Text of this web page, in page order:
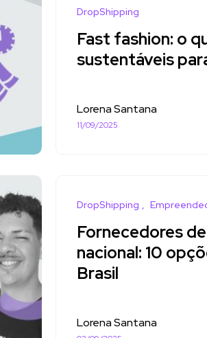
DropShipping
Fast fashion: o
sustentáveis
Lorena Santana
11/09/2025
DropShipping
Fornecedores
nacional: 10
Brasil
Lorena Santana